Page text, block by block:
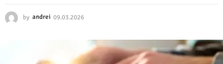
by andrei 09.03.2026
3